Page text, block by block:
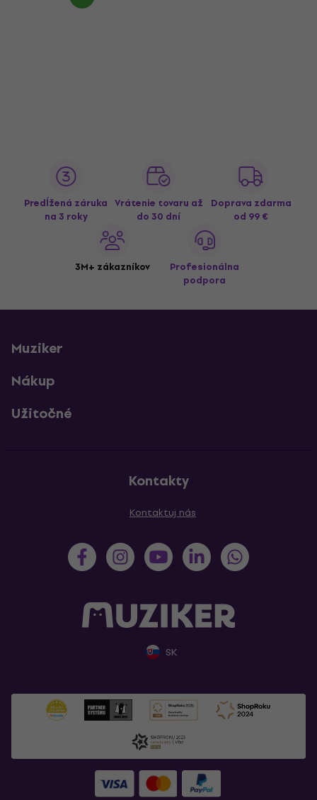
Predĺžená záruka
na 3 roky
Vrátenie tovaru až
do 30 dní
Doprava zdarma
od 99 €
3M+ zákazníkov
Profesionálna
podpora
Muziker
Nákup
Užitočné
Kontakty
Kontaktuj nás
SK